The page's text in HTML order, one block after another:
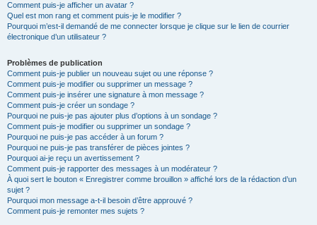
Comment puis-je afficher un avatar ?
Quel est mon rang et comment puis-je le modifier ?
Pourquoi m’est-il demandé de me connecter lorsque je clique sur le lien de courrier
électronique d’un utilisateur ?
Problèmes de publication
Comment puis-je publier un nouveau sujet ou une réponse ?
Comment puis-je modifier ou supprimer un message ?
Comment puis-je insérer une signature à mon message ?
Comment puis-je créer un sondage ?
Pourquoi ne puis-je pas ajouter plus d’options à un sondage ?
Comment puis-je modifier ou supprimer un sondage ?
Pourquoi ne puis-je pas accéder à un forum ?
Pourquoi ne puis-je pas transférer de pièces jointes ?
Pourquoi ai-je reçu un avertissement ?
Comment puis-je rapporter des messages à un modérateur ?
À quoi sert le bouton « Enregistrer comme brouillon » affiché lors de la rédaction d’un
sujet ?
Pourquoi mon message a-t-il besoin d’être approuvé ?
Comment puis-je remonter mes sujets ?